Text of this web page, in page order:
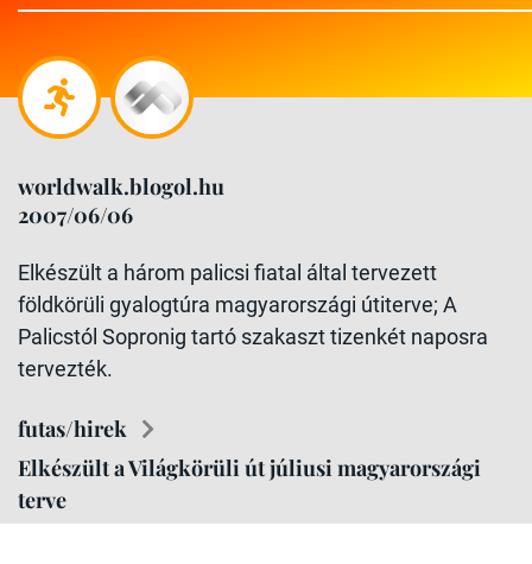
worldwalk.blogol.hu
2007/06/06
Elkészült a három palicsi fiatal által tervezett
földkörüli gyalogtúra magyarországi útiterve; A
Palicstól Sopronig tartó szakaszt tizenkét naposra
tervezték.
futas/hirek
Elkészült a Világkörüli út júliusi magyarországi
terve